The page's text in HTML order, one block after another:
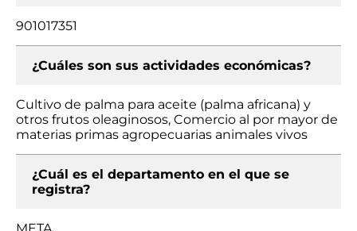
901017351
¿Cuáles son sus actividades económicas?
Cultivo de palma para aceite (palma africana) y
otros frutos oleaginosos, Comercio al por mayor de
materias primas agropecuarias animales vivos
¿Cuál es el departamento en el que se
registra?